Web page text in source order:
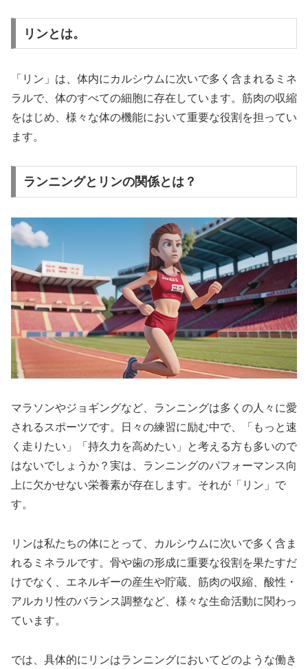
リンとは。
「リン」は、体内にカルシウムに次いで多く含まれるミネ
ラルで、体のすべての細胞に存在しています。筋肉の収縮
をはじめ、様々な体の機能において重要な役割を担ってい
ます。
ランニングとリンの関係とは？
マラソンやジョギングなど、ランニングは多くの人々に愛
されるスポーツです。日々の練習に励む中で、
「もっと速
く走りたい」「持久力を高めたい」
と考える方も多いので
はないでしょうか？実は、ランニングのパフォーマンス向
上に欠かせない栄養素が存在します。それが「リン」で
す。
リンは私たちの体にとって、カルシウムに次いで多く含ま
れるミネラルです。骨や歯の形成に重要な役割を果たすだ
けでなく、 エネルギーの産生や貯蔵、筋肉の収縮、酸性・
アルカリ性のバランス調整など、様々な生命活動に関わっ
ています。
では、具体的にリンはランニングにおいてどのような働き